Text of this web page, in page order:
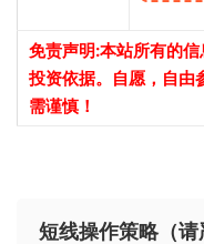
免责声明:本站所有的
投资依据。自愿，自由
需谨慎！
短线操作策略（请